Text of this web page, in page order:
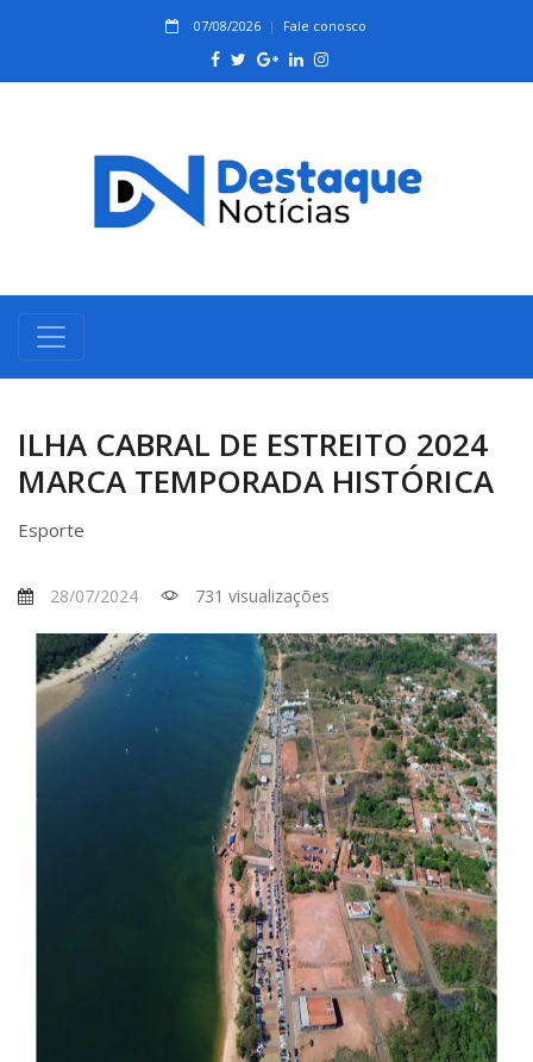
07/08/2026 Fale conosco
ILHA CABRAL DE ESTREITO 2024
MARCA TEMPORADA HISTÓRICA
Esporte
28/07/2024 731 visualizações